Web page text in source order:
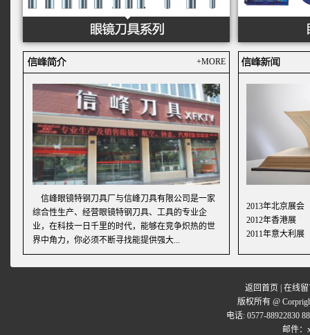
+MORE
信峰眼镜特钢刀具厂与信峰刀具有限公司是一家
综合性生产、经营眼镜特钢刀具、工具的专业企
业，在科技一日千里的时代，能够在竞争炽热的世
界中角力，你必须不断寻找能提供强大...
2013年北京展会
2012年香港展
2011年意大利展
返回首页
在线
版权所有 @
电话: 0577-88922830
邮件：